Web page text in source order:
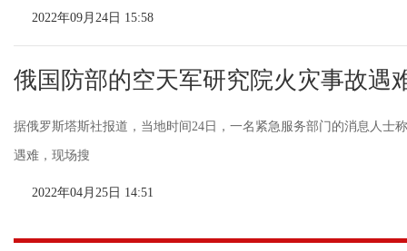
2022年09月24日 15:58
俄国防部的空天军研究院火灾事故遇
据俄罗斯塔斯社报道，当地时间24日，一名紧急服务部门的消息人士
遇难，现场搜
2022年04月25日 14:51